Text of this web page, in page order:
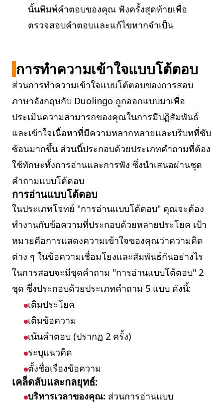
นั้นพิมพ์คำตอบของคุณ ฟังครั้งสุดท้ายเพื่อ
ตรวจสอบคำตอบและแก้ไขหากจำเป็น
การทำความเข้าใจแบบโต้ตอบ
ส่วนการทำความเข้าใจแบบโต้ตอบของการสอบ
ภาษาอังกฤษกับ Duolingo ถูกออกแบบมาเพื่อ
ประเมินความสามารถของคุณในการมีปฏิสัมพันธ์
และเข้าใจเนื้อหาที่มีความหลากหลายและบริบทที่ซับ
ซ้อนมากขึ้น ส่วนนี้ประกอบด้วยประเภทคำถามที่ต้อง
ใช้ทักษะทั้งการอ่านและการฟัง ซึ่งนำเสนอผ่านชุด
คำถามแบบโต้ตอบ
การอ่านแบบโต้ตอบ
ในประเภทโจทย์ "การอ่านแบบโต้ตอบ" คุณจะต้อง
ทำงานกับข้อความที่ประกอบด้วยหลายประโยค เป้า
หมายคือการแสดงความเข้าใจของคุณว่าความคิด
ต่าง ๆ ในข้อความเชื่อมโยงและสัมพันธ์กันอย่างไร
ในการสอบจะมีชุดคำถาม "การอ่านแบบโต้ตอบ" 2
ชุด ซึ่งประกอบด้วยประเภทคำถาม 5 แบบ ดังนี้:
เติมประโยค
เติมข้อความ
เน้นคำตอบ (ปรากฏ 2 ครั้ง)
ระบุแนวคิด
ตั้งชื่อเรื่องข้อความ
เคล็ดลับและกลยุทธ์:
บริหารเวลาของคุณ: ส่วนการอ่านแบบ